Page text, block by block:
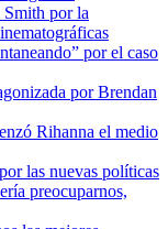
por la
por el caso
por Brendan
Rihanna el medio
las nuevas políticas
preocuparnos,